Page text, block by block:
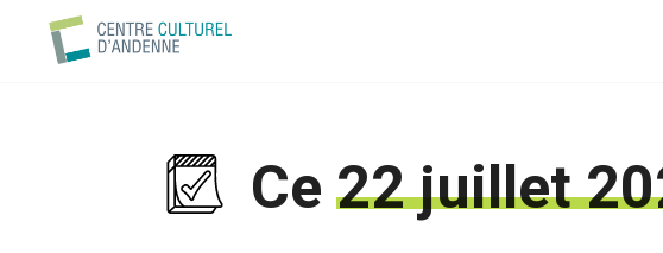
Ce22 juillet